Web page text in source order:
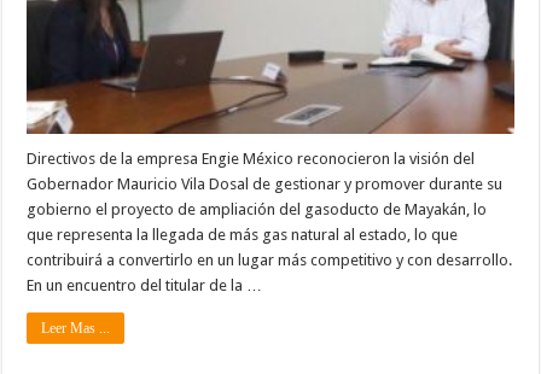
Directivos de la empresa Engie México reconocieron la visión del
Gobernador Mauricio Vila Dosal de gestionar y promover durante su
gobierno el proyecto de ampliación del gasoducto de Mayakán, lo
que representa la llegada de más gas natural al estado, lo que
contribuirá a convertirlo en un lugar más competitivo y con desarrollo.
En un encuentro del titular de la …
Leer Mas ...